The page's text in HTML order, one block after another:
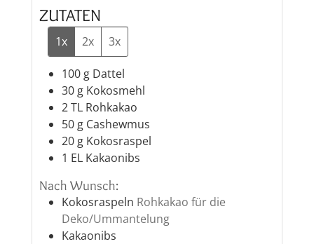
ZUTATEN
1x 2x 3x
100 g Dattel
30 g Kokosmehl
2TL Rohkakao
50 g Cashewmus
20 g Kokosraspel
1 EL Kakaonibs
Nach Wunsch:
Kokosraspeln Rohkakao für die
Deko/Ummantelung
Kakaonibs